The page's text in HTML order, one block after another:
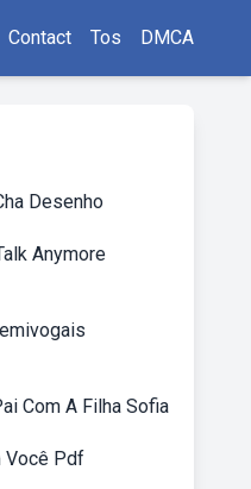
Contact Tos DMCA
Desenho
Anymore
Com A Filha Sofia
Você Pdf